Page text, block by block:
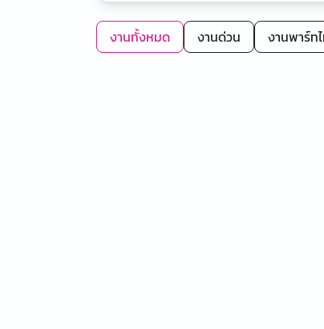
งานทั้งหมด งานด่วน งานพาร์ท